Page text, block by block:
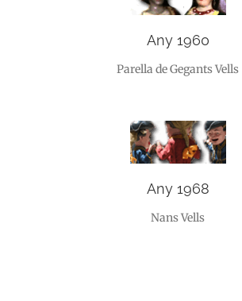
Any 1960
Parella de Gegants Vells
Any 1968
Nans Vells